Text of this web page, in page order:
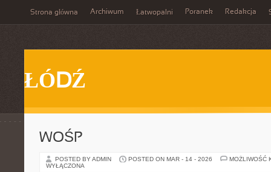
Strona główna Archiwum Łatwopalni Poranek Redakcja
ŁÓDŹ
WOŚP
POSTED BY ADMIN POSTED ON MAR - 14 - 2026
MOŻLIWOŚĆ
WYŁĄCZONA